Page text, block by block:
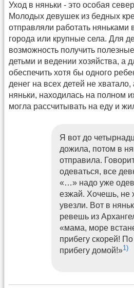
Уход в няньки - это особая
Молодых девушек из бедных
отправляли работать няньками
города или крупные села. Для
возможность получить
детьми и ведении хозяйства, а
обеспечить хотя бы одного
денег на всех детей не
няньки, находилась на полном
могла рассчитывать на еду и
Я вот до
дожила, потом в
отправила.
одеваться, все
«…» надо уже
езжай. Хочешь, не
увезли. Вот в
ревешь из
«мама, море
прибегу скорей!
прибегу домой!»1)